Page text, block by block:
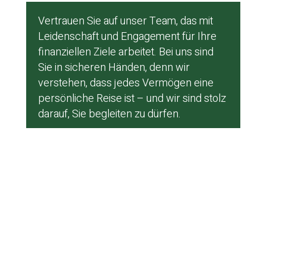
Vertrauen Sie auf unser Team, das mit
Leidenschaft und Engagement für Ihre
finanziellen Ziele arbeitet. Bei uns sind
Sie in sicheren Händen, denn wir
verstehen, dass jedes Vermögen eine
persönliche Reise ist – und wir sind stolz
darauf, Sie begleiten zu dürfen.